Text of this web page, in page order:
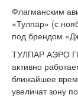
Флагманским
«Тулпар» (с
под брендом
ТУЛПАР АЭРО
активно
ближайшее
увеличат зону